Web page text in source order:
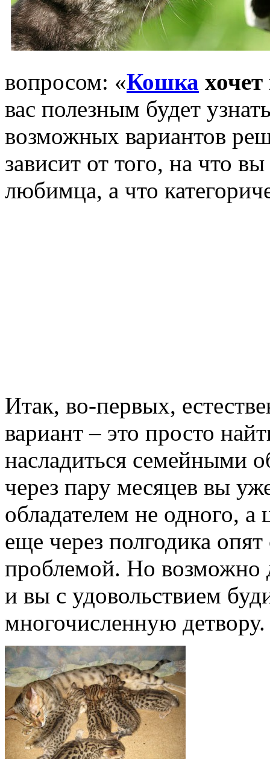
вопросом: «Кошка
вас полезным будет
возможных вариантов
зависит от того, на что
любимца, а что
Итак, во-первых,
вариант – это просто
насладиться семейными
через пару месяцев вы
обладателем не одного,
еще через полгодика
проблемой. Но возможно
и вы с удовольствием
многочисленную детвору.